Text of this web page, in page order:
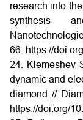
research into
synthesis
66. https://
24. Klemeshev
dynamic and
diamond //
https://doi.org/